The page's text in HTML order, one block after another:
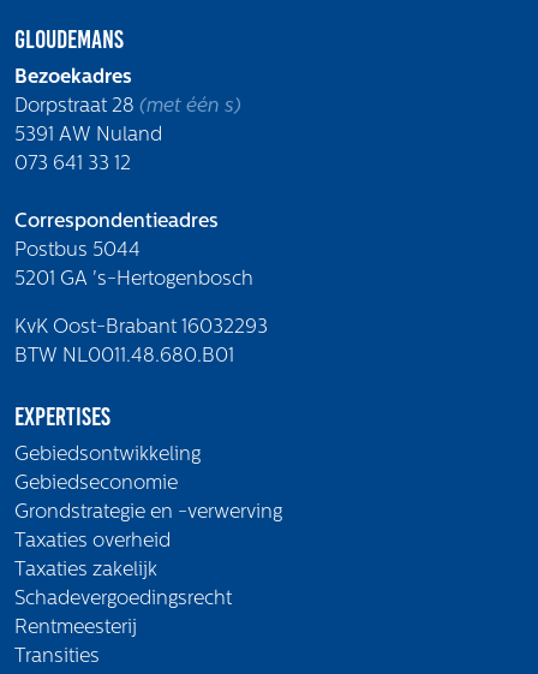
Gloudemans
Bezoekadres
Dorpstraat 28 (met één s)
5391 AW Nuland
073 641 33 12
Correspondentieadres
Postbus 5044
5201 GA 's-Hertogenbosch
KvK Oost-Brabant 16032293
BTW NL0011.48.680.B01
Expertises
Gebiedsontwikkeling
Gebiedseconomie
Grondstrategie en -verwerving
Taxaties overheid
Taxaties zakelijk
Schadevergoedingsrecht
Rentmeesterij
Transities